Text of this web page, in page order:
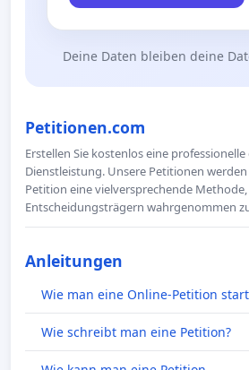
Deine Daten bleiben deine
Petitionen.com
Erstellen Sie kostenlos eine
Dienstleistung. Unsere Petitionen
Petition eine vielversprechende
Entscheidungsträgern wahrgenommen
Anleitungen
Wie man eine Online-Petition
Wie schreibt man eine Petition?